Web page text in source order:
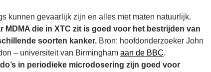
kunnen gevaarlijk zijn en alles met maten natuurlijk.
MDMA die in XTC zit is goed voor het bestrijden van
soorten kanker. Bron: hoofdonderzoeker John
– universiteit van Birmingham aan de BBC.
in periodieke microdosering zijn goed voor